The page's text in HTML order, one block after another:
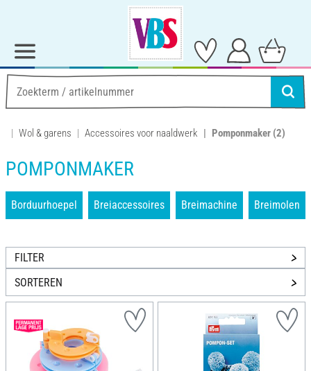
Wol & garens Accessoires voor naaldwerk Pomponmaker (2)
POMPONMAKER
Borduurhoepel Breiaccessoires Breimachine Breimolen
FILTER
SORTEREN